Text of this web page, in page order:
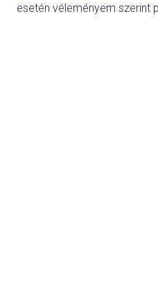
esetén véleményem szerint